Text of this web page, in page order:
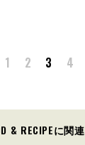
1 2 3 4
& RECIPEに関